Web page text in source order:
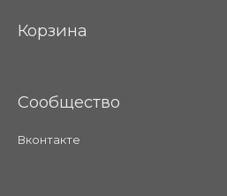
Корзина
Сообщество
Вконтакте